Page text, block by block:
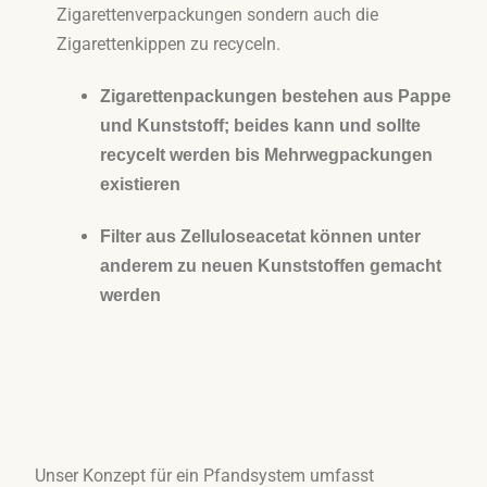
Zigarettenverpackungen sondern auch die
Zigarettenkippen zu recyceln.
Zigarettenpackungen bestehen aus Pappe
und Kunststoff; beides kann und sollte
recycelt werden bis Mehrwegpackungen
existieren
Filter aus Zelluloseacetat können unter
anderem zu neuen Kunststoffen gemacht
werden
Unser Konzept für ein Pfandsystem umfasst